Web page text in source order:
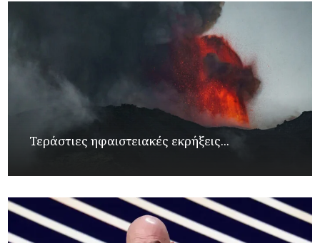
Τεράστιες ηφαιστειακές εκρήξεις...